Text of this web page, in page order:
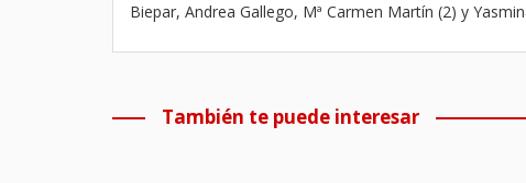
Biepar, Andrea Gallego, Mª Carmen Martín (2) y
También te puede interesar